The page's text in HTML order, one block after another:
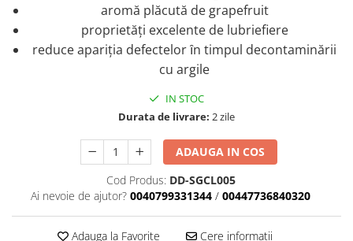
aromă plăcută de grapefruit
proprietăți excelente de lubriefiere
reduce apariția defectelor ȋn timpul decontaminării
cu argile
IN STOC
Durata de livrare: 2 zile
ADAUGA IN COS
Cod Produs: DD-SGCL005
Ai nevoie de ajutor? 0040799331344 / 00447736840320
Adauga la Favorite Cere informatii